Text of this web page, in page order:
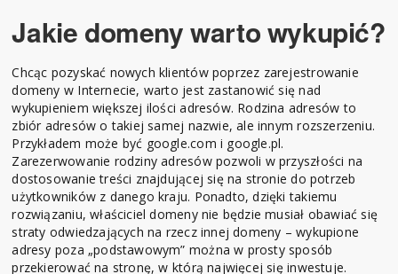
Jakie domeny warto wykupić?
Chcąc pozyskać nowych klientów poprzez zarejestrowanie
domeny w Internecie, warto jest zastanowić się nad
wykupieniem większej ilości adresów. Rodzina adresów to
zbiór adresów o takiej samej nazwie, ale innym rozszerzeniu.
Przykładem może być google.com i google.pl.
Zarezerwowanie rodziny adresów pozwoli w przyszłości na
dostosowanie treści znajdującej się na stronie do potrzeb
użytkowników z danego kraju. Ponadto, dzięki takiemu
rozwiązaniu, właściciel domeny nie będzie musiał obawiać się
straty odwiedzających na rzecz innej domeny – wykupione
adresy poza „podstawowym” można w prosty sposób
przekierować na stronę, w którą najwięcej się inwestuje.